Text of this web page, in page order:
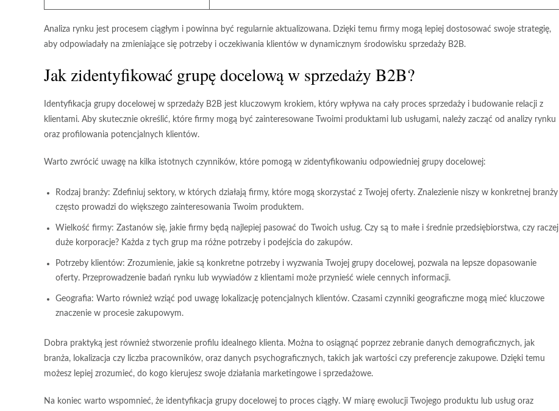
Analiza rynku jest procesem ciągłym i powinna być regularnie aktualizowana. Dzięki temu firmy mogą lepiej dostosować swoje strategię,
aby odpowiadały na zmieniające się potrzeby i oczekiwania klientów w dynamicznym środowisku sprzedaży B2B.
Jak zidentyfikować grupę docelową w sprzedaży B2B?
Identyfikacja grupy docelowej w sprzedaży B2B jest kluczowym krokiem, który wpływa na cały proces sprzedaży i budowanie relacji z
klientami. Aby skutecznie określić, które firmy mogą być zainteresowane Twoimi produktami lub usługami, należy zacząć od analizy rynku
oraz profilowania potencjalnych klientów.
Warto zwrócić uwagę na kilka istotnych czynników, które pomogą w zidentyfikowaniu odpowiedniej grupy docelowej:
Rodzaj branży: Zdefiniuj sektory, w których działają firmy, które mogą skorzystać z Twojej oferty. Znalezienie niszy w konkretnej branży
często prowadzi do większego zainteresowania Twoim produktem.
Wielkość firmy: Zastanów się, jakie firmy będą najlepiej pasować do Twoich usług. Czy są to małe i średnie przedsiębiorstwa, czy raczej
duże korporacje? Każda z tych grup ma różne potrzeby i podejścia do zakupów.
Potrzeby klientów: Zrozumienie, jakie są konkretne potrzeby i wyzwania Twojej grupy docelowej, pozwala na lepsze dopasowanie
oferty. Przeprowadzenie badań rynku lub wywiadów z klientami może przynieść wiele cennych informacji.
Geografia: Warto również wziąć pod uwagę lokalizację potencjalnych klientów. Czasami czynniki geograficzne mogą mieć kluczowe
znaczenie w procesie zakupowym.
Dobra praktyką jest również stworzenie profilu idealnego klienta. Można to osiągnąć poprzez zebranie danych demograficznych, jak
branża, lokalizacja czy liczba pracowników, oraz danych psychograficznych, takich jak wartości czy preferencje zakupowe. Dzięki temu
możesz lepiej zrozumieć, do kogo kierujesz swoje działania marketingowe i sprzedażowe.
Na koniec warto wspomnieć, że identyfikacja grupy docelowej to proces ciągły. W miarę ewolucji Twojego produktu lub usług oraz